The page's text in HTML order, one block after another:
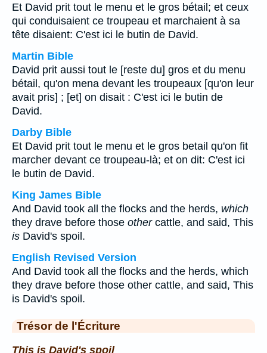
Et David prit tout le menu et le gros bétail; et ceux
qui conduisaient ce troupeau et marchaient à sa
tête disaient: C'est ici le butin de David.
Martin Bible
David prit aussi tout le [reste du] gros et du menu
bétail, qu'on mena devant les troupeaux [qu'on leur
avait pris] ; [et] on disait : C'est ici le butin de
David.
Darby Bible
Et David prit tout le menu et le gros betail qu'on fit
marcher devant ce troupeau-là; et on dit: C'est ici
le butin de David.
King James Bible
And David took all the flocks and the herds, which
they drave before those othercattle, and said, This
is David's spoil.
English Revised Version
And David took all the flocks and the herds, which
they drave before those other cattle, and said, This
is David's spoil.
Trésor de l'Écriture
This is David's spoil